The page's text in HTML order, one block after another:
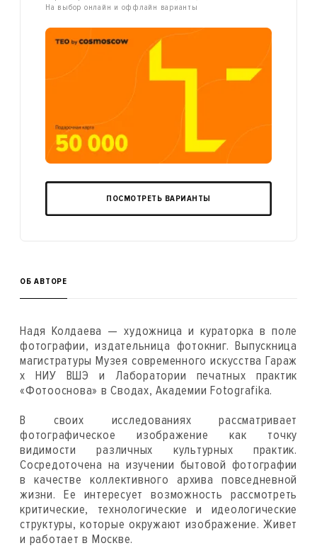
На выбор онлайн и оффлайн варианты
ПОСМОТРЕТЬ ВАРИАНТЫ
ОБ АВТОРЕ
Надя Колдаева — художница и кураторка в поле
фотографии, издательница фотокниг. Выпускница
магистратуры Музея современного искусства Гараж
х НИУ ВШЭ и Лаборатории печатных практик
«Фотооснова» в Сводах, Академии Fotografika.
В своих исследованиях рассматривает
фотографическое изображение как точку
видимости различных культурных практик.
Сосредоточена на изучении бытовой фотографии
в качестве коллективного архива повседневной
жизни. Ее интересует возможность рассмотреть
критические, технологические и идеологические
структуры, которые окружают изображение. Живет
и работает в Москве.